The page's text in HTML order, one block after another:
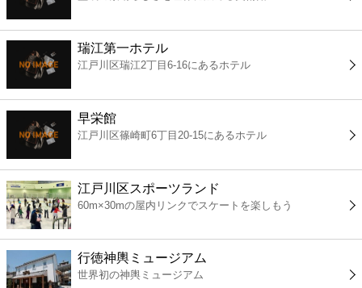
薬局
スーパー
エンタメ
レジャー
書店
ファミレス
瑞江第一ホテル
江戸川区瑞江2丁目6-16にあるホテル
早栄館
江戸川区篠崎町6丁目20-15にあるホテル
江戸川区スポーツランド
60m×30mの屋内リンクでスケートを楽しもう
行徳神輿ミュージアム
世界初の神輿ミュージアム